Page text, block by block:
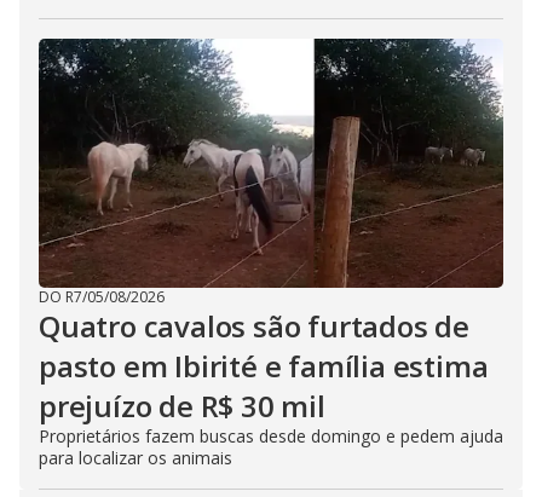
DO R7/05/08/2026
Quatro cavalos são furtados de
pasto em Ibirité e família estima
prejuízo de R$ 30 mil
Proprietários fazem buscas desde domingo e pedem ajuda
para localizar os animais